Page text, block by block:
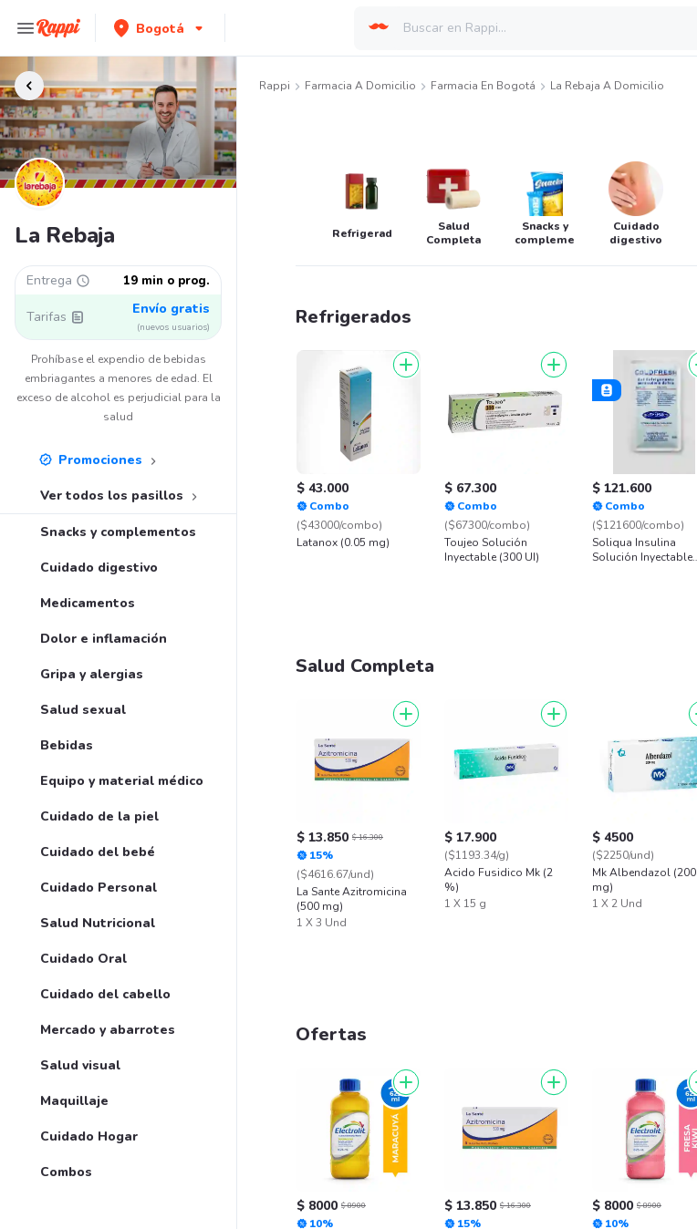
Bogotá
La Rebaja
Entrega 19 min o prog.
Tarifas Envío gratis
(nuevos usuarios)
Prohíbase el expendio de bebidas
embriagantes a menores de edad. El
exceso de alcohol es perjudicial para la
salud
Promociones
Ver todos los pasillos
Snacks y complementos
Cuidado digestivo
Medicamentos
Dolor e inflamación
Gripa y alergias
Salud sexual
Bebidas
Equipo y material médico
Cuidado de la piel
Cuidado del bebé
Cuidado Personal
Salud Nutricional
Cuidado Oral
Cuidado del cabello
Mercado y abarrotes
Salud visual
Maquillaje
Cuidado Hogar
Combos
Rappi Farmacia A Domicilio Farmacia En Bogotá La Rebaja A Domicilio
Refrigerados
Salud
Completa
Snacks y
complementos
Cuidado
digestivo
Refrigerados
$ 43.000
Combo
($43000/combo)
Latanox (0.05 mg)
$ 67.300
Combo
($67300/combo)
Toujeo Solución
Inyectable (300 UI)
$ 121.600
Combo
($121600/combo)
Soliqua Insulina
Solución Inyectable
Salud Completa
$ 13.850 $ 16.300
15%
($4616.67/und)
La Sante Azitromicina
(500 mg)
1 X 3 Und
$ 17.900
($1193.34/g)
Acido Fusidico Mk (2
%)
1 X 15 g
$ 4500
($2250/und)
Mk Albendazol (200
mg)
1 X 2 Und
Ofertas
$ 8000 $ 8900
10%
$ 13.850 $ 16.300
15%
$ 8000 $ 8900
10%